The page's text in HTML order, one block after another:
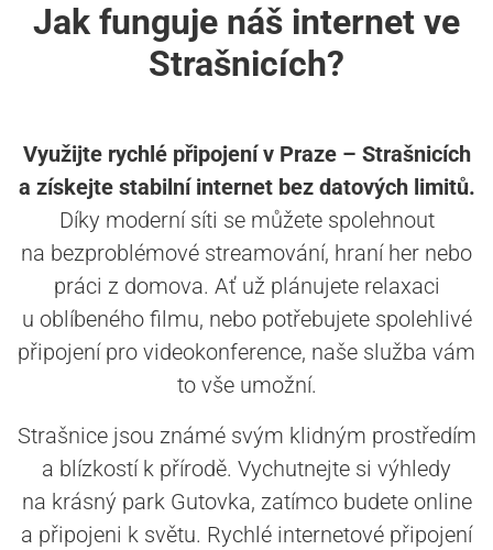
Jak funguje náš internet ve
Strašnicích?
Využijte rychlé připojení v Praze – Strašnicích
a získejte stabilní internet bez datových limitů.
Díky moderní síti se můžete spolehnout
na bezproblémové streamování, hraní her nebo
práci z domova. Ať už plánujete relaxaci
u oblíbeného filmu, nebo potřebujete spolehlivé
připojení pro videokonference, naše služba vám
to vše umožní.
Strašnice jsou známé svým klidným prostředím
a blízkostí k přírodě. Vychutnejte si výhledy
na krásný park Gutovka, zatímco budete online
a připojeni k světu. Rychlé internetové připojení